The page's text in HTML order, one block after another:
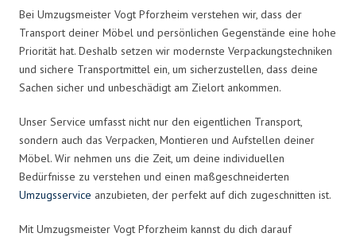
Bei Umzugsmeister Vogt Pforzheim verstehen wir, dass der
Transport deiner Möbel und persönlichen Gegenstände eine hohe
Priorität hat. Deshalb setzen wir modernste Verpackungstechniken
und sichere Transportmittel ein, um sicherzustellen, dass deine
Sachen sicher und unbeschädigt am Zielort ankommen.
Unser Service umfasst nicht nur den eigentlichen Transport,
sondern auch das Verpacken, Montieren und Aufstellen deiner
Möbel. Wir nehmen uns die Zeit, um deine individuellen
Bedürfnisse zu verstehen und einen maßgeschneiderten
Umzugsservice anzubieten, der perfekt auf dich zugeschnitten ist.
Mit Umzugsmeister Vogt Pforzheim kannst du dich darauf